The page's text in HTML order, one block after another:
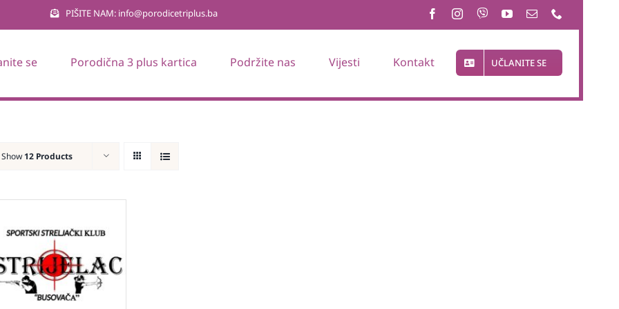
PIŠITE NAM: info@porodicetriplus.ba
se Porodična 3 plus kartica Podržite nas Vijesti Kontakt UČLANITE SE
Show 12 Products